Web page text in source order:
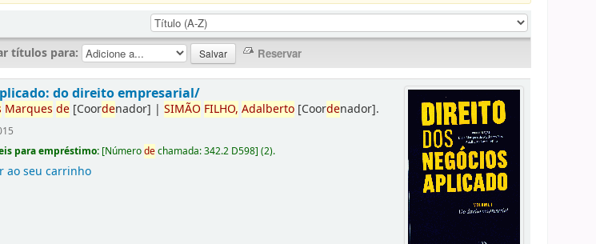
títulos para:
do direito empresarial/
Marques de [Coordenador] |SIMÃO FILHO, Adalberto [Coordenador].
para empréstimo: [Númerodechamada:342.2 D598](2).
ao seu carrinho